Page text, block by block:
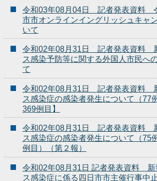
令和03年08月04日 記者発表資料
市市オンラインイングリッシュキャ
いて
令和02年08月31日 記者発表資料
ス感染予防等に関する外国人市民へ
て
令和02年08月31日 記者発表資料
ス感染症の感染者発生について（77
369例目】
令和02年08月31日 記者発表資料
ス感染症の感染者発生について（75
例目）（第２報）
令和02年08月31日 記者発表資料 新
ス感染症に係る四日市市主催行事中